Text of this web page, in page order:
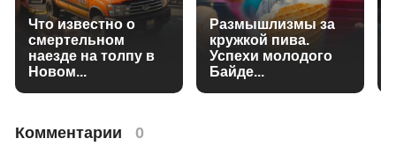
Что известно о
смертельном
наезде на толпу в
Новом...
Размышлизмы за
кружкой пива.
Успехи молодого
Байде...
Комментарии 0